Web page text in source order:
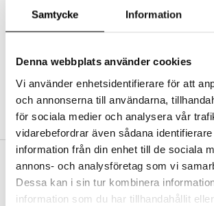
Samtycke Information
Denna webbplats använder cookies
Vi använder enhetsidentifierare för att
och annonserna till användarna,
för sociala medier och analysera vår
vidarebefordrar även sådana
information från din enhet till de sociala
annons- och analysföretag som vi
Dessa kan i sin tur kombinera
information som du har tillhandahållit
Abonnemang
Bevaka produkter
Recensera produkter
SKAPA KUND
VAD KOSTAR FRAKTEN?
Vi erbjuder fri frakt från 350 kr. Vår gräns för
utifån vilken avdelning du handlar från.